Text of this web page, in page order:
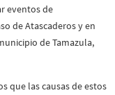
eventos de
de Atascaderos y en
de Tamazula,
que las causas de estos